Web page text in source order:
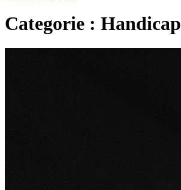
Categorie : Handicap